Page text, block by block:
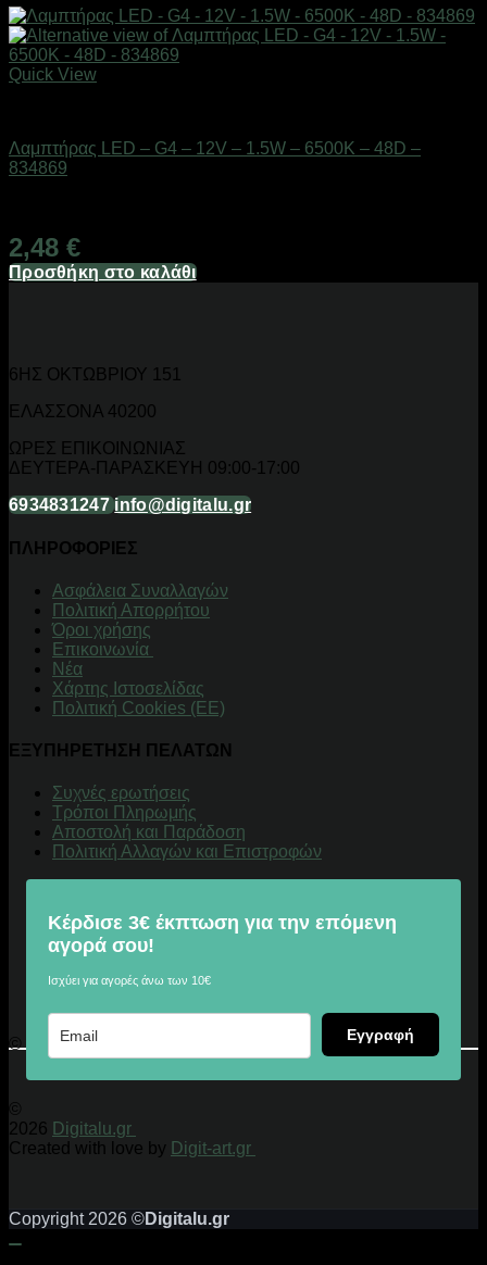
Quick View
Λαμπτήρας LED – G4 – 12V – 1.5W – 6500K – 48D –
834869
2,48 €
Προσθήκη στο καλάθι
6ΗΣ ΟΚΤΩΒΡΙΟΥ 151
ΕΛΑΣΣΟΝΑ 40200
ΩΡΕΣ ΕΠΙΚΟΙΝΩΝΙΑΣ
ΔΕΥΤΕΡΑ-ΠΑΡΑΣΚΕΥΗ 09:00-17:00
6934831247 info@digitalu.gr
ΠΛΗΡΟΦΟΡΙΕΣ
Aσφάλεια Συναλλαγών
Πολιτική Απορρήτου
Όροι χρήσης
Επικοινωνία
Νέα
Χάρτης Ιστοσελίδας
Πολιτική Cookies (ΕΕ)
ΕΞΥΠΗΡΕΤΗΣΗ ΠΕΛΑΤΩΝ
Συχνές ερωτήσεις
Τρόποι Πληρωμής
Αποστολή και Παράδοση
Πολιτική Αλλαγών και Επιστροφών
Κέρδισε 3€ έκπτωση για την επόμενη
αγορά σου!
Ισχύει για αγορές άνω των 10€
Εγγραφή
© 2026 Digitalu.gr
©
2026 Digitalu.gr
Created with love by Digit-art.gr
Copyright 2026 ©Digitalu.gr